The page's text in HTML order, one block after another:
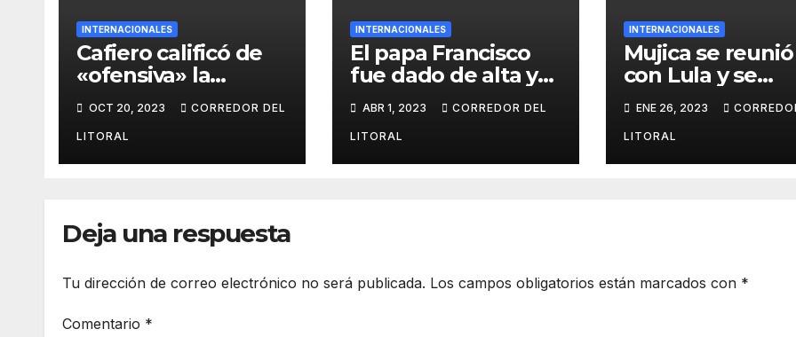
INTERNACIONALES
Cafiero calificó de
«ofensiva» la
propuesta de Milei
de romper
relaciones con el
Vaticano
OCT 20, 2023 CORREDOR DEL
LITORAL
INTERNACIONALES
El papa Francisco
fue dado de alta y
regresó al Vaticano:
«Aún estoy vivo, no
tuve miedo»
ABR 1, 2023 CORREDOR DEL
LITORAL
INTERNACIONALES
Mujica se reunió
con Lula y se
mostró en
de la moneda
común
Brasil
ENE 26, 2023
LITORAL
Deja una respuesta
Tu dirección de correo electrónico no será publicada. Los campos obligatorios están marcados con *
Comentario *